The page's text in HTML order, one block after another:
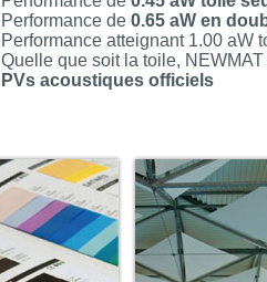
Performance de 0.65 aW en
Performance atteignant 1.00 aW
Quelle que soit la toile,
PVs acoustiques officiels